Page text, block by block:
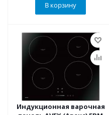
В корзину
Индукционная варочная